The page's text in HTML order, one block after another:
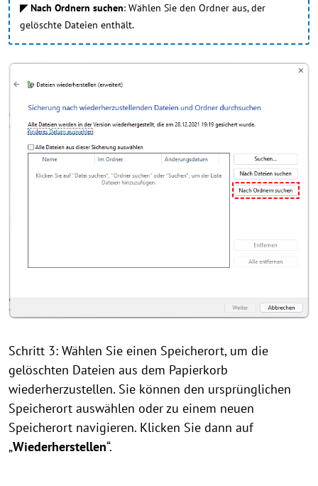
◤ Nach Ordnern suchen: Wählen Sie den Ordner aus, der
gelöschte Dateien enthält.
Schritt 3: Wählen Sie einen Speicherort, um die
gelöschten Dateien aus dem Papierkorb
wiederherzustellen. Sie können den ursprünglichen
Speicherort auswählen oder zu einem neuen
Speicherort navigieren. Klicken Sie dann auf
„Wiederherstellen“.